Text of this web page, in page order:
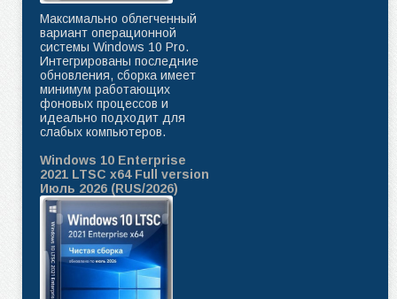
Максимально облегченный
вариант операционной
системы Windows 10 Pro.
Интегрированы последние
обновления, сборка имеет
минимум работающих
фоновых процессов и
идеально подходит для
слабых компьютеров.
Windows 10 Enterprise
2021 LTSC x64 Full version
Июль 2026 (RUS/2026)